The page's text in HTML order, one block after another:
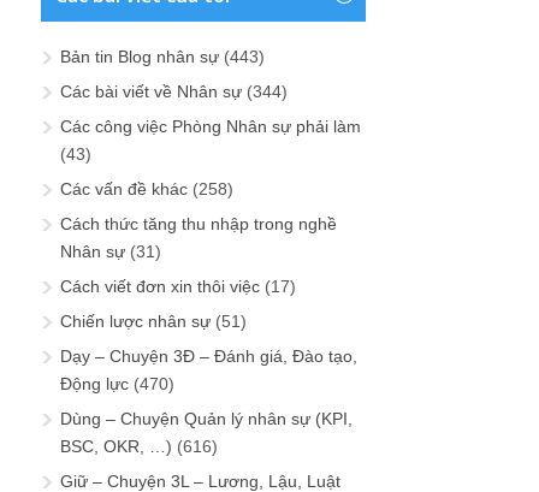
Bản tin Blog nhân sự (443)
Các bài viết về Nhân sự (344)
Các công việc Phòng Nhân sự phải làm
(43)
Các vấn đề khác (258)
Cách thức tăng thu nhập trong nghề
Nhân sự (31)
Cách viết đơn xin thôi việc (17)
Chiến lược nhân sự (51)
Dạy – Chuyện 3Đ – Đánh giá, Đào tạo,
Động lực (470)
Dùng – Chuyện Quản lý nhân sự (KPI,
BSC, OKR, …) (616)
Giữ – Chuyện 3L – Lương, Lậu, Luật